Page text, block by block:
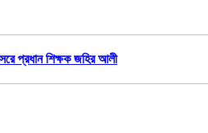
প্রধান শিক্ষক জহির আলী